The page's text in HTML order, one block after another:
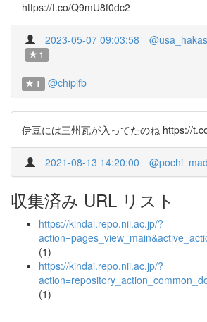
https://t.co/Q9mU8f0dc2
2023-05-07 09:03:58
1
1 @chipifb
伊豆には三州瓦が入ってたのね https://
2021-08-13 14:20:00
収集済み URL リスト
https://kindai.repo.nii.ac.jp/?
(1)
https://kindai.repo.nii.ac.jp/?
(1)